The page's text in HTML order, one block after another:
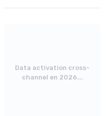
Data activation cross-
channel en 2026...